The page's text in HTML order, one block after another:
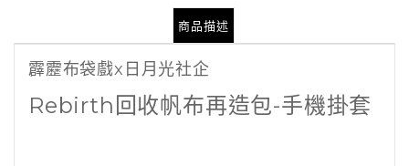
商品描述
霹靂布袋戲x 日月光社企
Rebirth 回收帆布再造包-手機掛套